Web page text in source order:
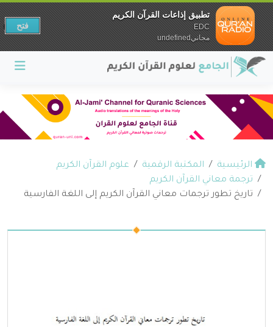
الرئيسية المكتبة الرقمية
علوم القرآن الكريم
ترجمة معاني القرآن الكريم
تاريخ تطور ترجمات معاني القرآن الكريم إلى اللغة الفارسية
تطبيق إذاعات القرآن الكريم
EDC
مجانيundefined
فتح